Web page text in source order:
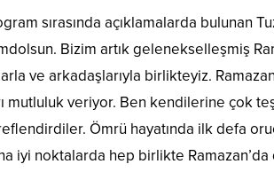
sırasında açıklamalarda bulunan
Bizim artık gelenekselleşmiş
ve arkadaşlarıyla birlikteyiz.
mutluluk veriyor. Ben kendilerine çok
Ömrü hayatında ilk defa
iyi noktalarda hep birlikte